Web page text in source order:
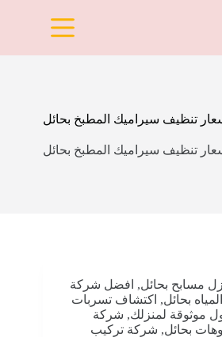
تنظيف سيراميك المطبخ بحائل
تنظيف سيراميك المطبخ بحائل
مسابح بحائل, افضل شركة
بحائل, اكتشاف تسربات
موثوقة لمنزلك, شركة
بحائل, شركة تركيب